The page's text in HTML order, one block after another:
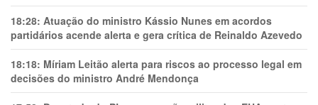
18:28: Atuação do ministro Kássio Nunes em acordos
partidários acende alerta e gera crítica de Reinaldo Azevedo
18:18: Míriam Leitão alerta para riscos ao processo legal em
decisões do ministro André Mendonça